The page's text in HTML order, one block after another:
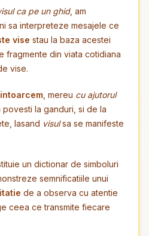
ca pe un ghid, am
sa interpreteze mesajele ce
vise stau la baza acestei
fragmente din viata cotidiana
vise.
, mereu cu ajutorul
povesti la ganduri, si de la
lasand visulsa se manifeste
un dictionar de simboluri
semnificatiile unui
de a observa cu atentie
ceea ce transmite fiecare